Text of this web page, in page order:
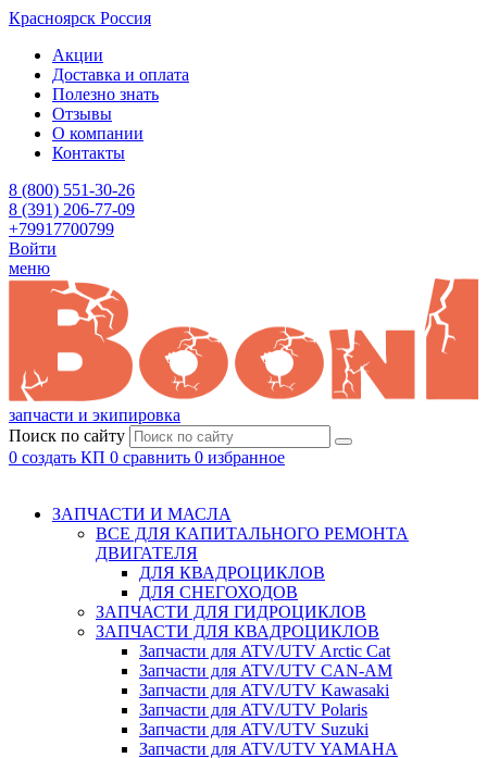
Красноярск Россия
Акции
Доставка и оплата
Полезно знать
Отзывы
О компании
Контакты
8 (800) 551-30-26
8 (391) 206-77-09
+79917700799
Войти
меню
запчасти и экипировка
Поиск по сайту
0 создать КП 0 сравнить 0 избранное
ЗАПЧАСТИ И МАСЛА
ВСЕ ДЛЯ КАПИТАЛЬНОГО РЕМОНТА
ДВИГАТЕЛЯ
ДЛЯ КВАДРОЦИКЛОВ
ДЛЯ СНЕГОХОДОВ
ЗАПЧАСТИ ДЛЯ ГИДРОЦИКЛОВ
ЗАПЧАСТИ ДЛЯ КВАДРОЦИКЛОВ
Запчасти для ATV/UTV Arctic Cat
Запчасти для ATV/UTV CAN-AM
Запчасти для ATV/UTV Kawasaki
Запчасти для ATV/UTV Polaris
Запчасти для ATV/UTV Suzuki
Запчасти для ATV/UTV YAMAHA